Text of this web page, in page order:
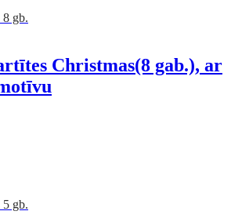
gb.
Christmas(8 gab.), ar
gb.